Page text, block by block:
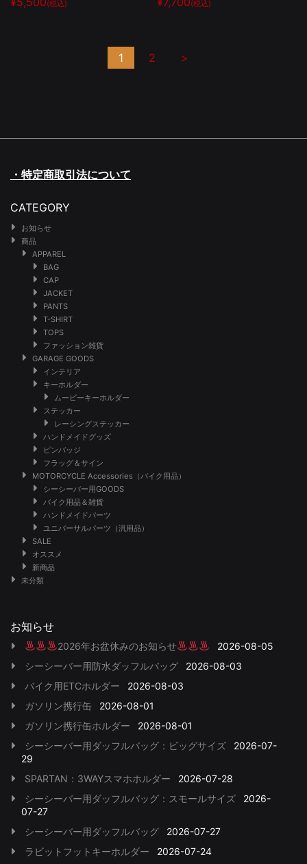
(税込) (税込)
1 2 >
・特定商取引法について
CATEGORY
お知らせ
商品
APPAREL
BAG
CAP
JACKET
PANTS
T-SHIRT
TOPS
ファッション雑貨
GARAGE GOODS
インテリア
キーホルダー
ムービーキーホルダー
ステッカー
レーシングステッカー
ハンドメイドグッズ
ピンバッジ
フラッグ＆サイン
MOTORCYCLE Accessories（バイク用品）
シーシーバー用GOODS
バイク用品＆雑貨
ハンドメイドパーツ
ユニバーサルパーツ（汎用品）
SALE
オススメ
新商品
未分類
お知らせ
2026年お盆休みのお知らせ
2026-08-05
シーシーバー用防水ダッフルバッグ
2026-08-03
バイク用ETCホルダー
2026-08-03
ガソリン携行缶
2026-08-01
ガソリン携行缶ホルダー
2026-08-01
シーシーバー用ダッフルバッグ：ビッグサイズ
2026-07-
29
SPARTAN：3WAYスマホホルダー
2026-07-28
シーシーバー用ダッフルバッグ：スモールサイズ
2026-
07-27
シーシーバー用ダッフルバッグ
2026-07-27
ラビットフットキーホルダー
2026-07-24